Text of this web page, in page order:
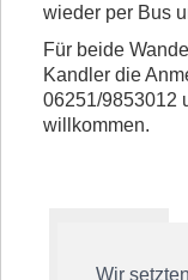
Wir
wieder per Bus
Für beide
Kandler die
06251/9853012
willkommen.